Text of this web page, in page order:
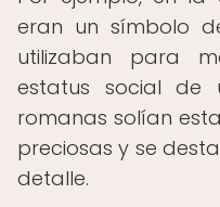
eran un símbolo
utilizaban para
estatus social de
romanas solían
preciosas y se
detalle.